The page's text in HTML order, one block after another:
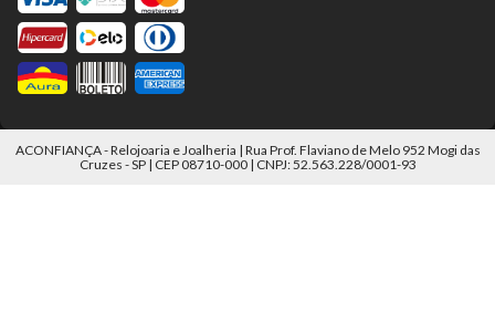
ACONFIANÇA - Relojoaria e Joalheria | Rua Prof. Flaviano de Melo 952 Mogi das
Cruzes - SP | CEP 08710-000 | CNPJ: 52.563.228/0001-93